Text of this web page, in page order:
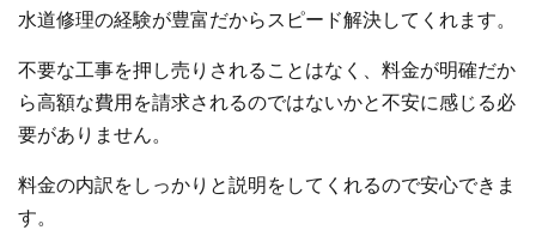
水道修理の経験が豊富だからスピード解決してくれます。
不要な工事を押し売りされることはなく、料金が明確だか
ら高額な費用を請求されるのではないかと不安に感じる必
要がありません。
料金の内訳をしっかりと説明をしてくれるので安心できま
す。